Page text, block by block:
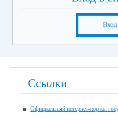
Вход
Ссылки
Официальный интернет-портал